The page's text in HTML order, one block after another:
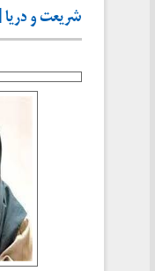
شریعت و دریا |